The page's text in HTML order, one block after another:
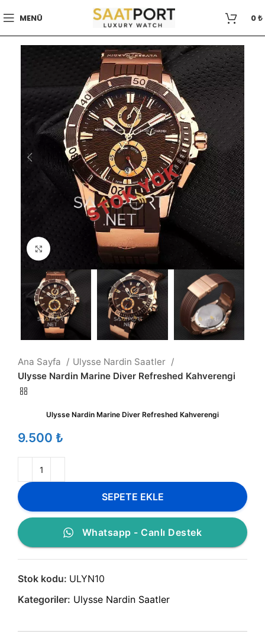
MENÜ 0₺
Büyütmek için tıklayın
STOK YOK
Ana Sayfa
Ulysse Nardin Saatler
Ulysse Nardin Marine Diver Refreshed Kahverengi
Ulysse Nardin Marine Diver Refreshed Kahverengi
₺
SEPETE EKLE
Whatsapp - Canlı Destek
Stok kodu: ULYN10
Kategoriler: Ulysse Nardin Saatler